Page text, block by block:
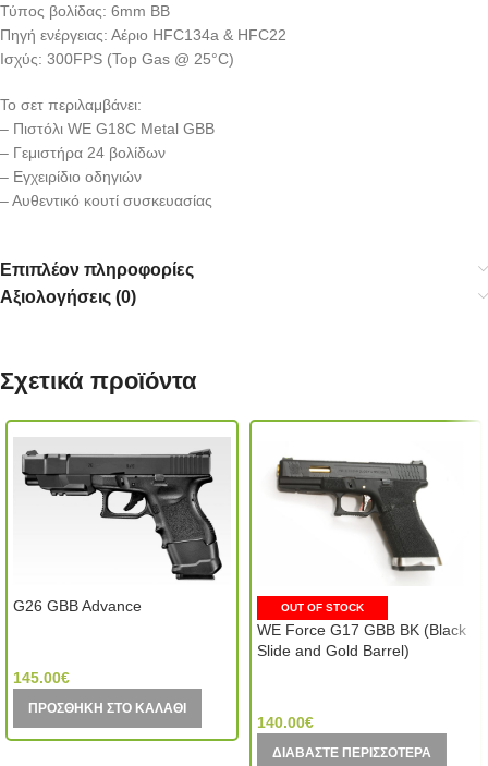
Τύπος βολίδας: 6mm BB
Πηγή ενέργειας: Αέριο HFC134a & HFC22
Ισχύς: 300FPS (Top Gas @ 25°C)
Το σετ περιλαμβάνει:
– Πιστόλι WE G18C Metal GBB
– Γεμιστήρα 24 βολίδων
– Εγχειρίδιο οδηγιών
– Αυθεντικό κουτί συσκευασίας
Επιπλέον πληροφορίες
Αξιολογήσεις (0)
Σχετικά προϊόντα
G26 GBB Advance
145.00€
ΠΡΟΣΘΉΚΗ ΣΤΟ ΚΑΛΆΘΙ
OUT OF STOCK
WE Force G17 GBB BK (Black
Slide and Gold Barrel)
140.00€
ΔΙΑΒΆΣΤΕ ΠΕΡΙΣΣΌΤΕΡΑ